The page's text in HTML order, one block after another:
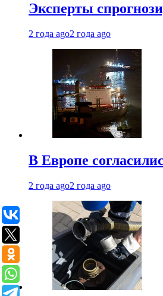
Эксперты
2 года ago2 года ago
В Европе
2 года ago2 года ago